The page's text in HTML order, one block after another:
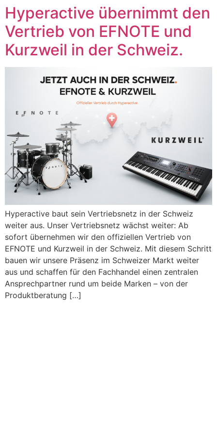
Zum
Inhalt
springen
Hyperactive übernimmt den
Vertrieb von EFNOTE und
Kurzweil in der Schweiz.
Hyperactive baut sein Vertriebsnetz in der Schweiz
weiter aus. Unser Vertriebsnetz wächst weiter: Ab
sofort übernehmen wir den offiziellen Vertrieb von
EFNOTE und Kurzweil in der Schweiz. Mit diesem Schritt
bauen wir unsere Präsenz im Schweizer Markt weiter
aus und schaffen für den Fachhandel einen zentralen
Ansprechpartner rund um beide Marken – von der
Produktberatung […]